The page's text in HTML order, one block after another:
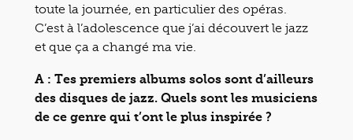
toute la journée, en particulier des opéras.
C’est à l’adolescence que j’ai découvert le jazz
et que ça a changé ma vie.
A : Tes premiers albums solos sont d’ailleurs
des disques de jazz. Quels sont les musiciens
de ce genre qui t’ont le plus inspirée ?